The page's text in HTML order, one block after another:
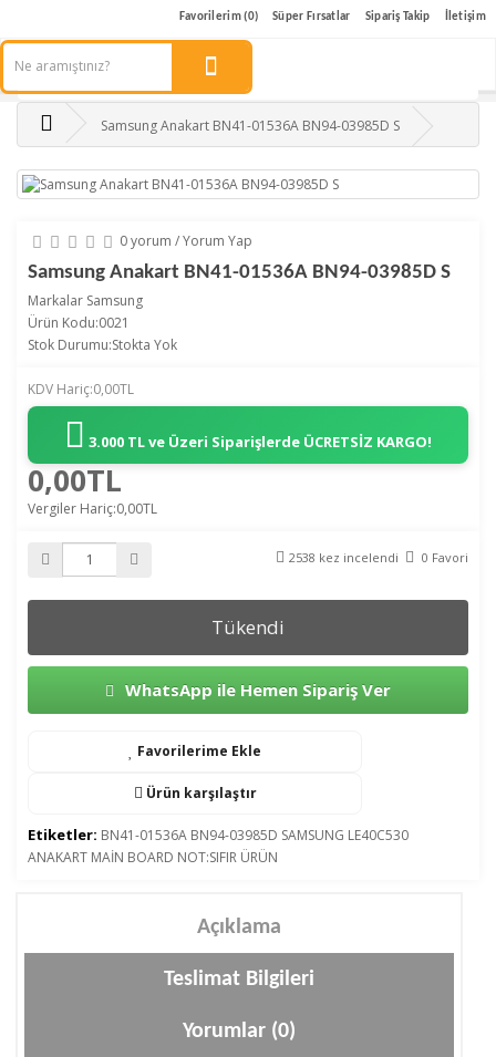
Favorilerim (0) Süper Fırsatlar Sipariş Takip İletişim
Samsung Anakart BN41-01536A BN94-03985D S
0 yorum /Yorum Yap
Samsung Anakart BN41-01536A BN94-03985D S
Markalar Samsung
Ürün Kodu:0021
Stok Durumu:Stokta Yok
KDV Hariç:0,00TL
3.000 TL ve Üzeri Siparişlerde ÜCRETSİZ KARGO!
0,00TL
Vergiler Hariç:0,00TL
2538 kez incelendi 0 Favori
Tükendi
WhatsApp ile Hemen Sipariş Ver
Favorilerime Ekle
Ürün karşılaştır
Etiketler: BN41-01536A BN94-03985D SAMSUNG LE40C530
ANAKART MAİN BOARD NOT:SIFIR ÜRÜN
Açıklama
Teslimat Bilgileri
Yorumlar (0)